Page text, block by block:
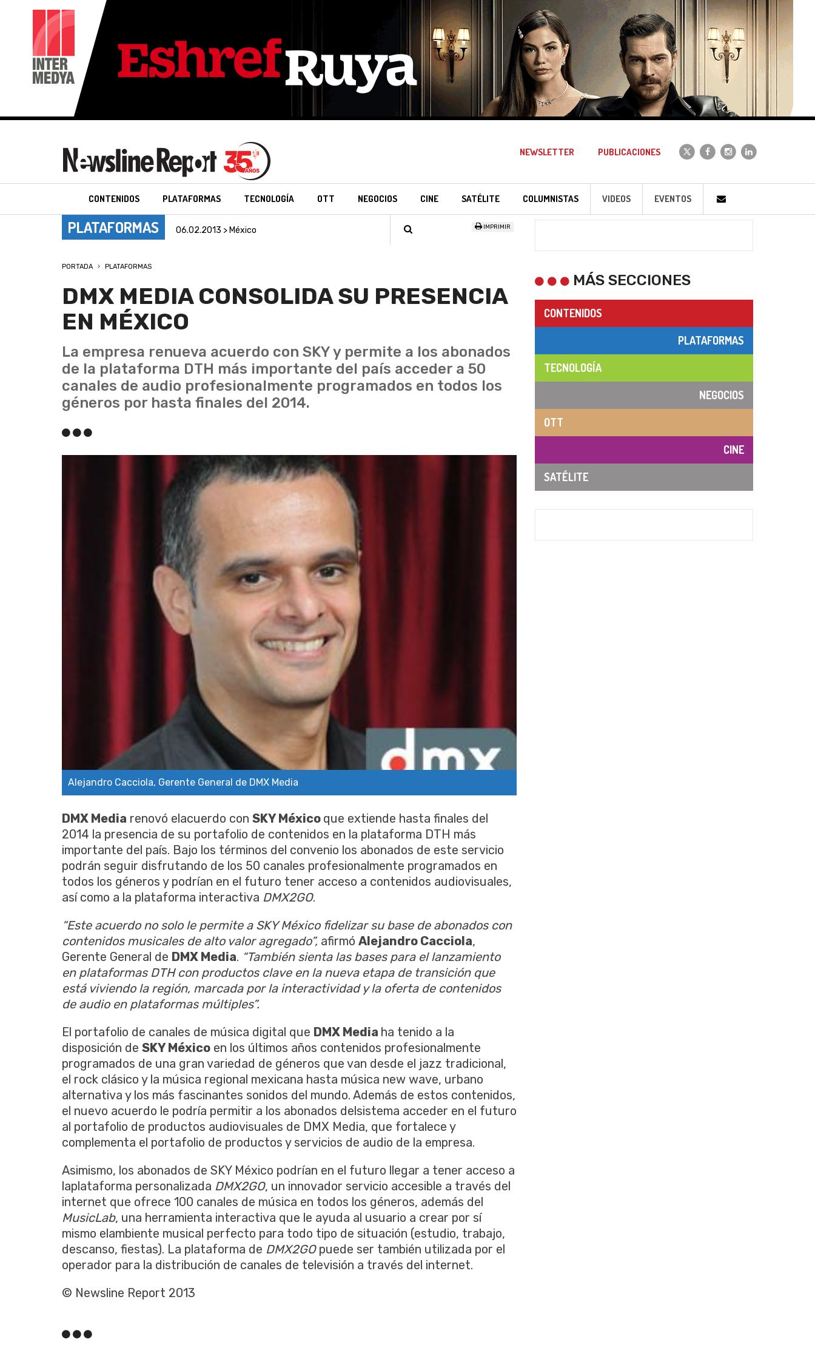
NEWSLETTER PUBLICACIONES
CONTENIDOS PLATAFORMAS TECNOLOGÍA OTT NEGOCIOS CINE SATÉLITE COLUMNISTAS VIDEOS EVENTOS
PLATAFORMAS 06.02.2013 > México IMPRIMIR
PORTADA PLATAFORMAS
DMX MEDIA CONSOLIDA SU PRESENCIA
EN MÉXICO
La empresa renueva acuerdo con SKY y permite a los abonados
de la plataforma DTH más importante del país acceder a 50
canales de audio profesionalmente programados en todos los
géneros por hasta finales del 2014.
Alejandro Cacciola, Gerente General de DMX Media
DMX Media renovó elacuerdo con SKY México que extiende hasta finales del
2014 la presencia de su portafolio de contenidos en la plataforma DTH más
importante del país. Bajo los términos del convenio los abonados de este servicio
podrán seguir disfrutando de los 50 canales profesionalmente programados en
todos los géneros y podrían en el futuro tener acceso a contenidos audiovisuales,
así como a la plataforma interactiva DMX2GO.
“Este acuerdo no solo le permite a SKY México fidelizar su base de abonados con
contenidos musicales de alto valor agregado”, afirmó Alejandro Cacciola,
Gerente General de DMX Media. “También sienta las bases para el lanzamiento
en plataformas DTH con productos clave en la nueva etapa de transición que
está viviendo la región, marcada por la interactividad y la oferta de contenidos
de audio en plataformas múltiples”.
El portafolio de canales de música digital que DMX Media ha tenido a la
disposición de SKY México en los últimos años contenidos profesionalmente
programados de una gran variedad de géneros que van desde el jazz tradicional,
el rock clásico y la música regional mexicana hasta música new wave, urbano
alternativa y los más fascinantes sonidos del mundo. Además de estos contenidos,
el nuevo acuerdo le podría permitir a los abonados delsistema acceder en el futuro
al portafolio de productos audiovisuales de DMX Media, que fortalece y
complementa el portafolio de productos y servicios de audio de la empresa.
Asimismo, los abonados de SKY México podrían en el futuro llegar a tener acceso a
laplataforma personalizada DMX2GO, un innovador servicio accesible a través del
internet que ofrece 100 canales de música en todos los géneros, además del
MusicLab, una herramienta interactiva que le ayuda al usuario a crear por sí
mismo elambiente musical perfecto para todo tipo de situación (estudio, trabajo,
descanso, fiestas). La plataforma de DMX2GOpuede ser también utilizada por el
operador para la distribución de canales de televisión a través del internet.
© Newsline Report 2013
MÁS SECCIONES
CONTENIDOS
PLATAFORMAS
TECNOLOGÍA
NEGOCIOS
OTT
CINE
SATÉLITE